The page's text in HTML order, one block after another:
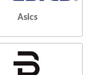
Asics